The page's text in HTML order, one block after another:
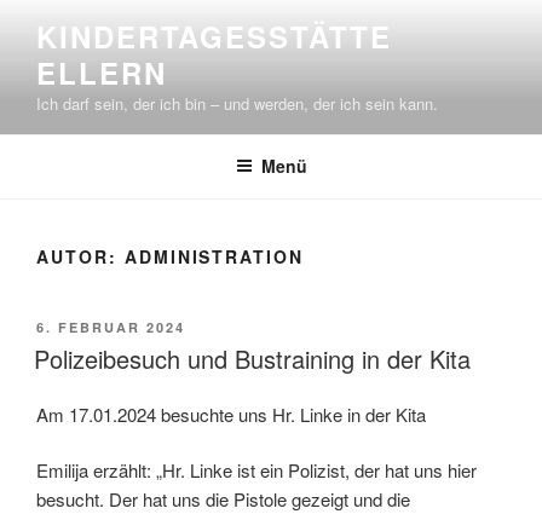
springen
KINDERTAGESSTÄTTE
ELLERN
Ich darf sein, der ich bin – und werden, der ich sein kann.
Menü
AUTOR: ADMINISTRATION
VERÖFFENTLICHT
AM
6. FEBRUAR 2024
Polizeibesuch und Bustraining in der Kita
Am 17.01.2024 besuchte uns Hr. Linke in der Kita
Emilija erzählt: „Hr. Linke ist ein Polizist, der hat uns hier
besucht. Der hat uns die Pistole gezeigt und die